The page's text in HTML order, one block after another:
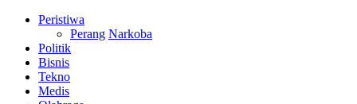
Peristiwa
Perang Narkoba
Politik
Bisnis
Tekno
Medis